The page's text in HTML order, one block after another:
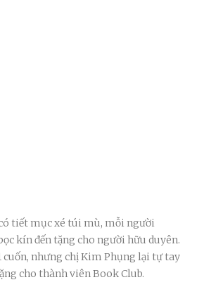
tiết mục xé túi mù, mỗi người
kín đến tặng cho người hữu duyên.
cuốn, nhưng chị Kim Phụng lại tự tay
cho thành viên Book Club.